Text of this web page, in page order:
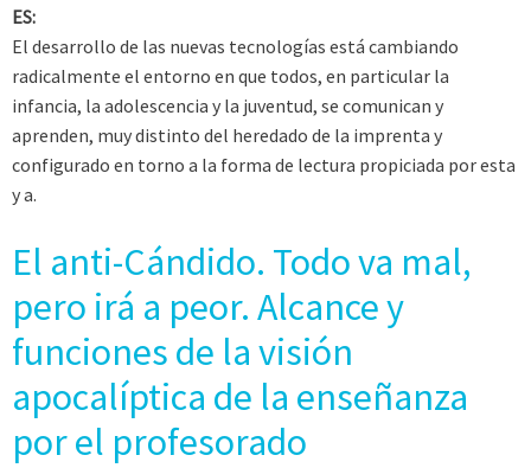
ES:
El desarrollo de las nuevas tecnologías está cambiando
radicalmente el entorno en que todos, en particular la
infancia, la adolescencia y la juventud, se comunican y
aprenden, muy distinto del heredado de la imprenta y
configurado en torno a la forma de lectura propiciada por esta
y a.
El anti-Cándido. Todo va mal,
pero irá a peor. Alcance y
funciones de la visión
apocalíptica de la enseñanza
por el profesorado